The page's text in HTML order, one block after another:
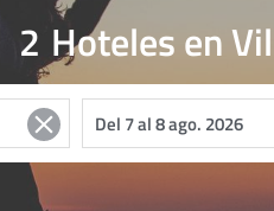
Hoteles en
2